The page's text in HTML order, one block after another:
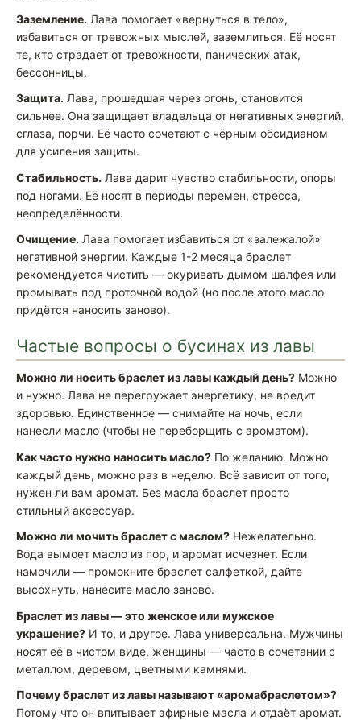
Заземление. Лава помогает «вернуться в тело»,
избавиться от тревожных мыслей, заземлиться. Её носят
те, кто страдает от тревожности, панических атак,
бессонницы.
Защита. Лава, прошедшая через огонь, становится
сильнее. Она защищает владельца от негативных энергий,
сглаза, порчи. Её часто сочетают с чёрным обсидианом
для усиления защиты.
Стабильность. Лава дарит чувство стабильности, опоры
под ногами. Её носят в периоды перемен, стресса,
неопределённости.
Очищение. Лава помогает избавиться от «залежалой»
негативной энергии. Каждые 1-2 месяца браслет
рекомендуется чистить — окуривать дымом шалфея или
промывать под проточной водой (но после этого масло
придётся наносить заново).
Частые вопросы о бусинах из лавы
Можно ли носить браслет из лавы каждый день? Можно
и нужно. Лава не перегружает энергетику, не вредит
здоровью. Единственное — снимайте на ночь, если
нанесли масло (чтобы не переборщить с ароматом).
Как часто нужно наносить масло? По желанию. Можно
каждый день, можно раз в неделю. Всё зависит от того,
нужен ли вам аромат. Без масла браслет просто
стильный аксессуар.
Можно ли мочить браслет с маслом? Нежелательно.
Вода вымоет масло из пор, и аромат исчезнет. Если
намочили — промокните браслет салфеткой, дайте
высохнуть, нанесите масло заново.
Браслет из лавы — это женское или мужское
украшение? И то, и другое. Лава универсальна. Мужчины
носят её в чистом виде, женщины — часто в сочетании с
металлом, деревом, цветными камнями.
Почему браслет из лавы называют «аромабраслетом»?
Потому что он впитывает эфирные масла и отдаёт аромат.